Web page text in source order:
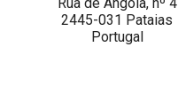
2445-031 Pataias
Portugal